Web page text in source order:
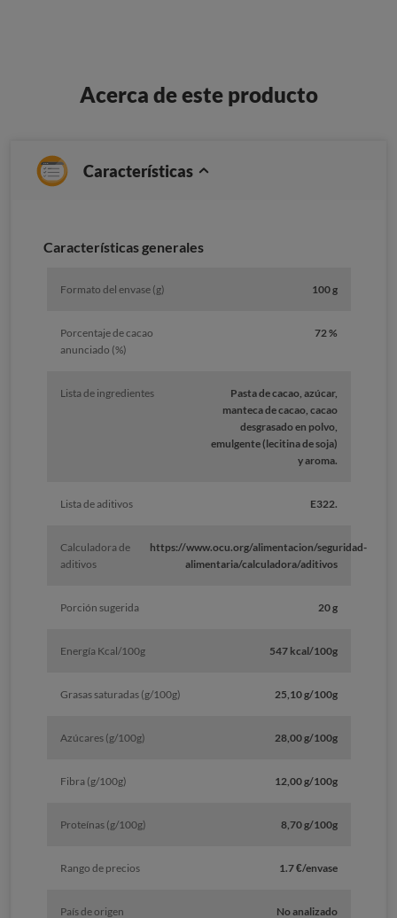
Acerca de este producto
Características
Características generales
Formato del envase (g) 100 g
Porcentaje de cacao
anunciado (%)
72 %
Lista de ingredientes
Pasta de cacao, azúcar,
manteca de cacao, cacao
desgrasado en polvo,
emulgente (lecitina de soja)
y aroma.
Lista de aditivos E322.
Calculadora de
aditivos
https://www.ocu.org/alimentacion/seguridad-
alimentaria/calculadora/aditivos
Porción sugerida 20 g
Energía Kcal/100g 547 kcal/100g
Grasas saturadas (g/100g) 25,10 g/100g
Azúcares (g/100g) 28,00 g/100g
Fibra (g/100g) 12,00 g/100g
Proteínas (g/100g) 8,70 g/100g
Rango de precios 1.7 €/envase
País de origen No analizado